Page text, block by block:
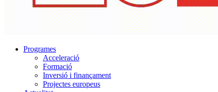
Programes
Acceleració
Formació
Inversió i finançament
Projectes europeus